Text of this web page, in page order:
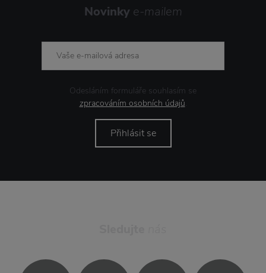
Novinky e-mailem
Odesláním formuláře souhlasím se
zpracováním osobních údajů.
Přihlásit se